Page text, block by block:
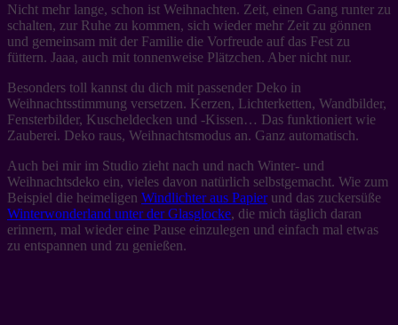
Nicht mehr lange, schon ist Weihnachten. Zeit, einen Gang runter zu
schalten, zur Ruhe zu kommen, sich wieder mehr Zeit zu gönnen
und gemeinsam mit der Familie die Vorfreude auf das Fest zu
füttern. Jaaa, auch mit tonnenweise Plätzchen. Aber nicht nur.
Besonders toll kannst du dich mit passender Deko in
Weihnachtsstimmung versetzen. Kerzen, Lichterketten, Wandbilder,
Fensterbilder, Kuscheldecken und -Kissen… Das funktioniert wie
Zauberei. Deko raus, Weihnachtsmodus an. Ganz automatisch.
Auch bei mir im Studio zieht nach und nach Winter- und
Weihnachtsdeko ein, vieles davon natürlich selbstgemacht. Wie zum
Beispiel die heimeligen Windlichter aus Papierund das zuckersüße
Winterwonderland unter der Glasglocke, die mich täglich daran
erinnern, mal wieder eine Pause einzulegen und einfach mal etwas
zu entspannen und zu genießen.